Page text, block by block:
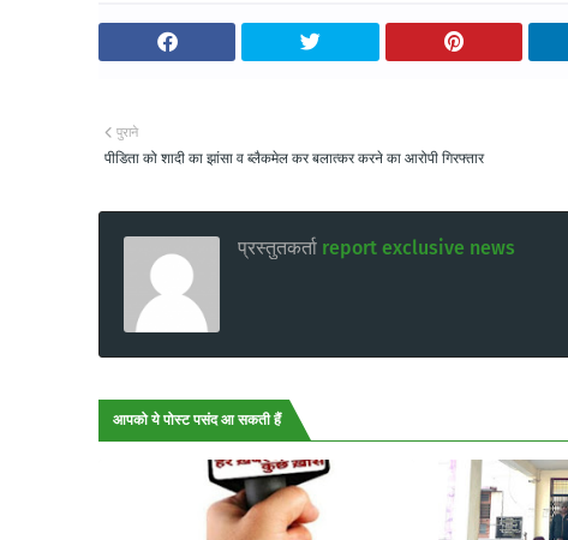
पुराने
पीडिता को शादी का झांसा व ब्लैकमेल कर बलात्कर करने का आरोपी गिरफ्तार
प्रस्तुतकर्ता report exclusive news
आपको ये पोस्ट पसंद आ सकती हैं